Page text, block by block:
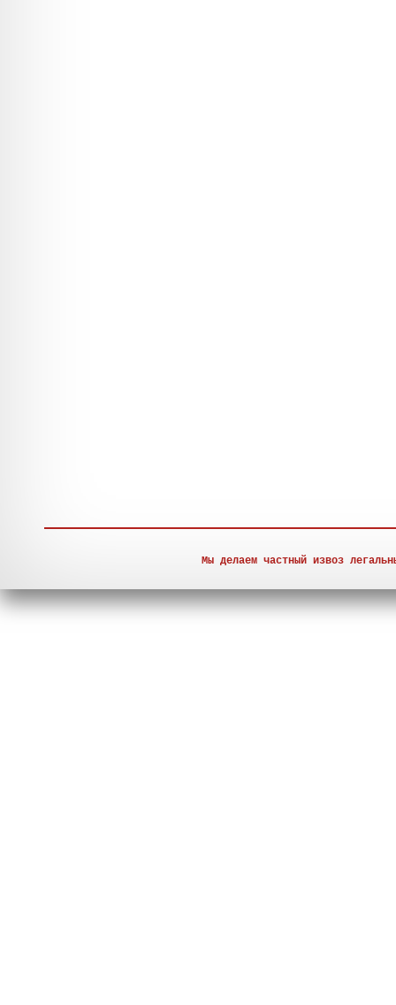
Мы делаем частный извоз